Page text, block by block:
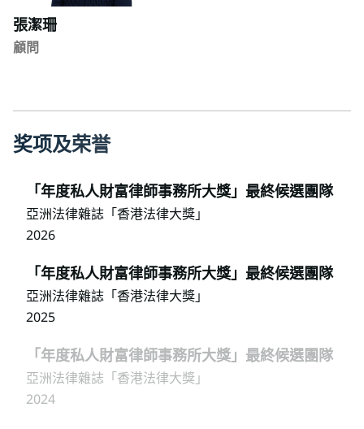
張潔珊
顧問
奖项及荣誉
「年度私人財富律師事務所大獎」最終候選團隊
亞洲法律雜誌「香港法律大獎」
2026
「年度私人財富律師事務所大獎」最終候選團隊
亞洲法律雜誌「香港法律大獎」
2025
「年度私人財富律師事務所大獎」最終候選團隊
亞洲法律雜誌「香港法律大獎」
2024